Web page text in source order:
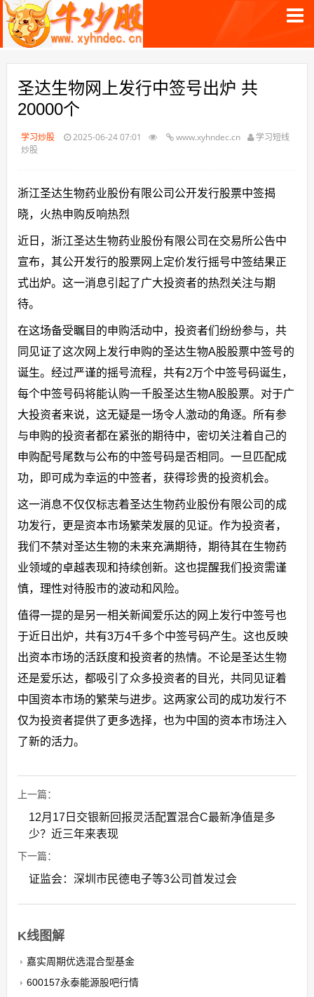
圣达生物网上发行中签号出炉 共
20000个
学习炒股 2025-06-24 07:01 www.xyhndec.cn
学习短线
炒股
浙江圣达生物药业股份有限公司公开发行股票中签揭
晓，火热申购反响热烈
近日，浙江圣达生物药业股份有限公司在交易所公告中
宣布，其公开发行的股票网上定价发行摇号中签结果正
式出炉。这一消息引起了广大投资者的热烈关注与期
待。
在这场备受瞩目的申购活动中，投资者们纷纷参与，共
同见证了这次网上发行申购的圣达生物A股股票中签号的
诞生。经过严谨的摇号流程，共有2万个中签号码诞生，
每个中签号码将能认购一千股圣达生物A股股票。对于广
大投资者来说，这无疑是一场令人激动的角逐。所有参
与申购的投资者都在紧张的期待中，密切关注着自己的
申购配号尾数与公布的中签号码是否相同。一旦匹配成
功，即可成为幸运的中签者，获得珍贵的投资机会。
这一消息不仅仅标志着圣达生物药业股份有限公司的成
功发行，更是资本市场繁荣发展的见证。作为投资者，
我们不禁对圣达生物的未来充满期待，期待其在生物药
业领域的卓越表现和持续创新。这也提醒我们投资需谨
慎，理性对待股市的波动和风险。
值得一提的是另一相关新闻爱乐达的网上发行中签号也
于近日出炉，共有3万4千多个中签号码产生。这也反映
出资本市场的活跃度和投资者的热情。不论是圣达生物
还是爱乐达，都吸引了众多投资者的目光，共同见证着
中国资本市场的繁荣与进步。这两家公司的成功发行不
仅为投资者提供了更多选择，也为中国的资本市场注入
了新的活力。
上一篇：
12月17日交银新回报灵活配置混合C最新净值是多
少？近三年来表现
下一篇：
证监会：深圳市民德电子等3公司首发过会
K线图解
嘉实周期优选混合型基金
600157永泰能源股吧行情